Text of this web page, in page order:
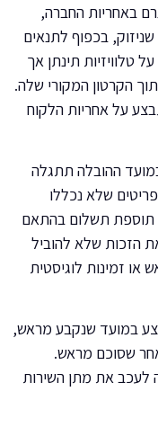
באחריות החברה,
בכפוף לתנאים
טלוויזיות תינתן אך
הקרטון המקורי שלה.
על אחריות הלקוח
ההובלה תתגלה
שלא נכללו
תוספת תשלום בהתאם
הזכות שלא להוביל
או זמינות לוגיסטית
במועד שנקבע מראש,
שסוכם מראש.
לעכב את מתן השירות